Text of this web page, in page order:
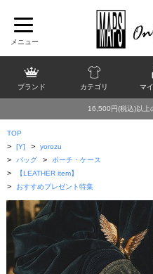
ブランド カテゴリ マ
16,500円(税込)以上
TOP
> [Y] > yorozu
> バッグ > ポーチ・ケース
> 【LEATHER item】
> おすすめプレゼント特集